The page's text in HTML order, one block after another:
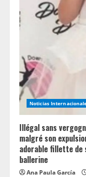
Noticias
Illégal sans
malgré son
adorable fillette de
ballerine
Ana Paula García